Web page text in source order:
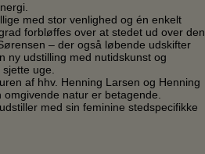
med stor venlighed og én enkelt
forbløffes over at stedet ud over den
– der også løbende udskifter
ny udstilling med nutidskunst og
uge.
af hhv. Henning Larsen og Henning
natur er betagende.
med sin feminine stedspecifikke